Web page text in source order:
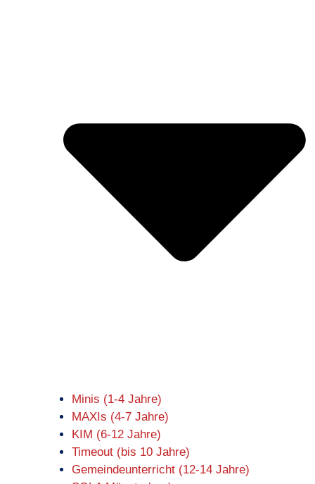
Minis (1-4 Jahre)
MAXIs (4-7 Jahre)
KIM (6-12 Jahre)
Timeout (bis 10 Jahre)
Gemeindeunterricht (12-14 Jahre)